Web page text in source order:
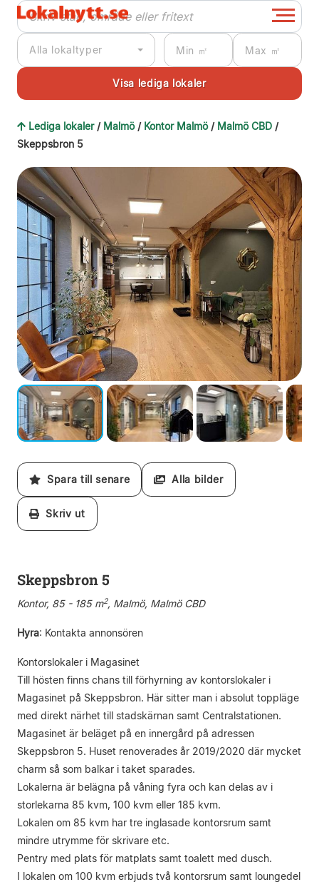
Alla lokaltyper
Lediga lokaler / Malmö/ Kontor Malmö/ Malmö CBD /
Skeppsbron 5
Spara till senare Alla bilder
Skriv ut
Skeppsbron 5
Kontor, 85 - 185 m2, Malmö, Malmö CBD
Hyra: Kontakta annonsören
Kontorslokaler i Magasinet
Till hösten finns chans till förhyrning av kontorslokaler i
Magasinet på Skeppsbron. Här sitter man i absolut toppläge
med direkt närhet till stadskärnan samt Centralstationen.
Magasinet är beläget på en innergård på adressen
Skeppsbron 5. Huset renoverades år 2019/2020 där mycket
charm så som balkar i taket sparades.
Lokalerna är belägna på våning fyra och kan delas av i
storlekarna 85 kvm, 100 kvm eller 185 kvm.
Lokalen om 85 kvm har tre inglasade kontorsrum samt
mindre utrymme för skrivare etc.
Pentry med plats för matplats samt toalett med dusch.
I lokalen om 100 kvm erbjuds två kontorsrum samt loungedel